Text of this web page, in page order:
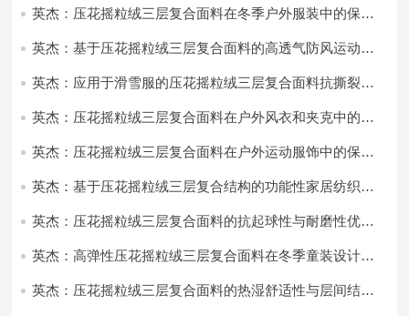
英杰：压花摇粒绒三层复合面料在冬季户外服装中的保暖
英杰：基于压花摇粒绒三层复合面料的高透气防风运动服
英杰：应用于滑雪服的压花摇粒绒三层复合面料抗撕裂与
英杰：压花摇粒绒三层复合面料在户外风衣和夹克中的应
英杰：压花摇粒绒三层复合面料在户外运动服饰中的保暖
英杰：基于压花摇粒绒三层复合结构的功能性家居纺织品
英杰：压花摇粒绒三层复合面料的抗起球性与耐磨性优化
英杰：高弹性压花摇粒绒三层复合面料在冬季童装设计中
英杰：压花摇粒绒三层复合面料的热湿舒适性与层间结合